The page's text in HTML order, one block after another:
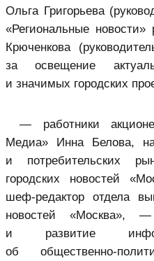
Ольга Григорьева
«Региональные
Крюченкова
за освещение
и значимых городских
— работники
Медиа» Инна Белова,
и потребительских
городских новостей
шеф-редактор отдела
новостей «Москва»,
и развитие
об общественно-